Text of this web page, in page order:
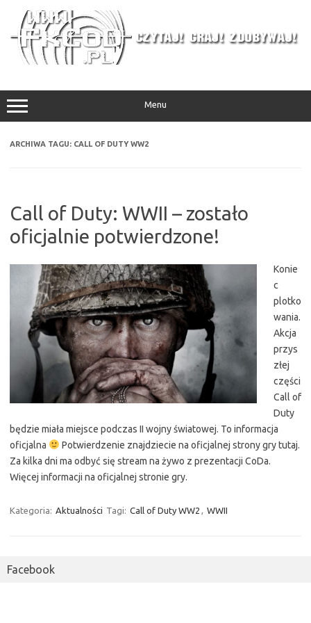
treści
Menu
ARCHIWA TAGU: CALL OF DUTY WW2
Call of Duty: WWII – zostało
oficjalnie potwierdzone!
Konie
c
plotko
wania.
Akcja
przys
złej
części
Call of
Duty
będzie miała miejsce podczas II wojny światowej. To informacja
oficjalna
Potwierdzenie znajdziecie na oficjalnej strony gry tutaj.
Za kilka dni ma odbyć się stream na żywo z prezentacji CoDa.
Więcej informacji na oficjalnej stronie gry.
Kategoria: Aktualności Tagi: Call of Duty WW2 WWII
Facebook